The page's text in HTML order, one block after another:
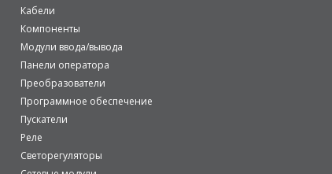
Кабели
Компоненты
Модули ввода/вывода
Панели оператора
Преобразователи
Программное обеспечение
Пускатели
Реле
Светорегуляторы